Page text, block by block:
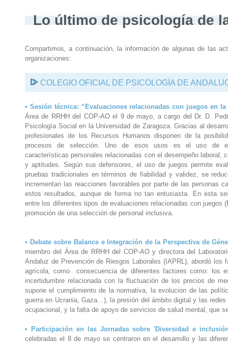
Lo último de psicología de
Compartimos, a continuación, la información de algunas de las
organizaciones:
COLEGIO OFICIAL DE PSICOLOGÍA DE
• Sesión técnica: “Evaluaciones relacionadas con juegos en
Área de RRHH del COP-AO el 9 de mayo, a cargo del Dr. D.
Psicología Social en la Universidad de Zaragoza. Gracias al
profesionales de los Recursos Humanos disponen de la
procesos de selección. Uno de esos usos es el uso de
características personales relacionadas con el desempeño laboral,
y aptitudes. Según sus defensores, el uso de juegos permite
pruebas tradicionales en términos de fiabilidad y validez, se
incrementan las reacciones favorables por parte de las personas
estos resultados, aunque de forma no tan entusiasta. En esta
entre los diferentes tipos de evaluaciones relacionadas con juegos
promoción de una selección de personal inclusiva.
• Debate sobre Balance e Integración de la Perspectiva de
miembro del Área de RRHH del COP-AO y directora del
Andaluz de Prevención de Riesgos Laborales (IAPRL), abordó
agrícola, como consecuencia de diferentes factores como: los
incertidumbre relacionada con la fluctuación de los precios de
supone el cumplimiento de la normativa, la evolución de las
guerra en Ucrania, Gaza…), la presión del ámbito digital y las
ocupacional, y la falta de apoyo de servicios de salud mental, que
• Participación en las Jornadas sobre 'Diversidad e
celebradas el 8 de mayo se centraron en el desarrollo y las